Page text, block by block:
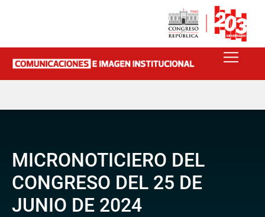
MICRONOTICIERO DEL
CONGRESO DEL 25 DE
JUNIO DE 2024